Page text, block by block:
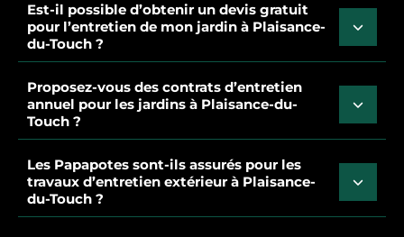
Est-il possible d’obtenir un devis gratuit
pour l’entretien de mon jardin à Plaisance-
du-Touch ?
Proposez-vous des contrats d’entretien
annuel pour les jardins à Plaisance-du-
Touch ?
Les Papapotes sont-ils assurés pour les
travaux d’entretien extérieur à Plaisance-
du-Touch ?